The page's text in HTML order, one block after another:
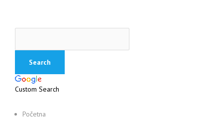
Custom Search
Početna